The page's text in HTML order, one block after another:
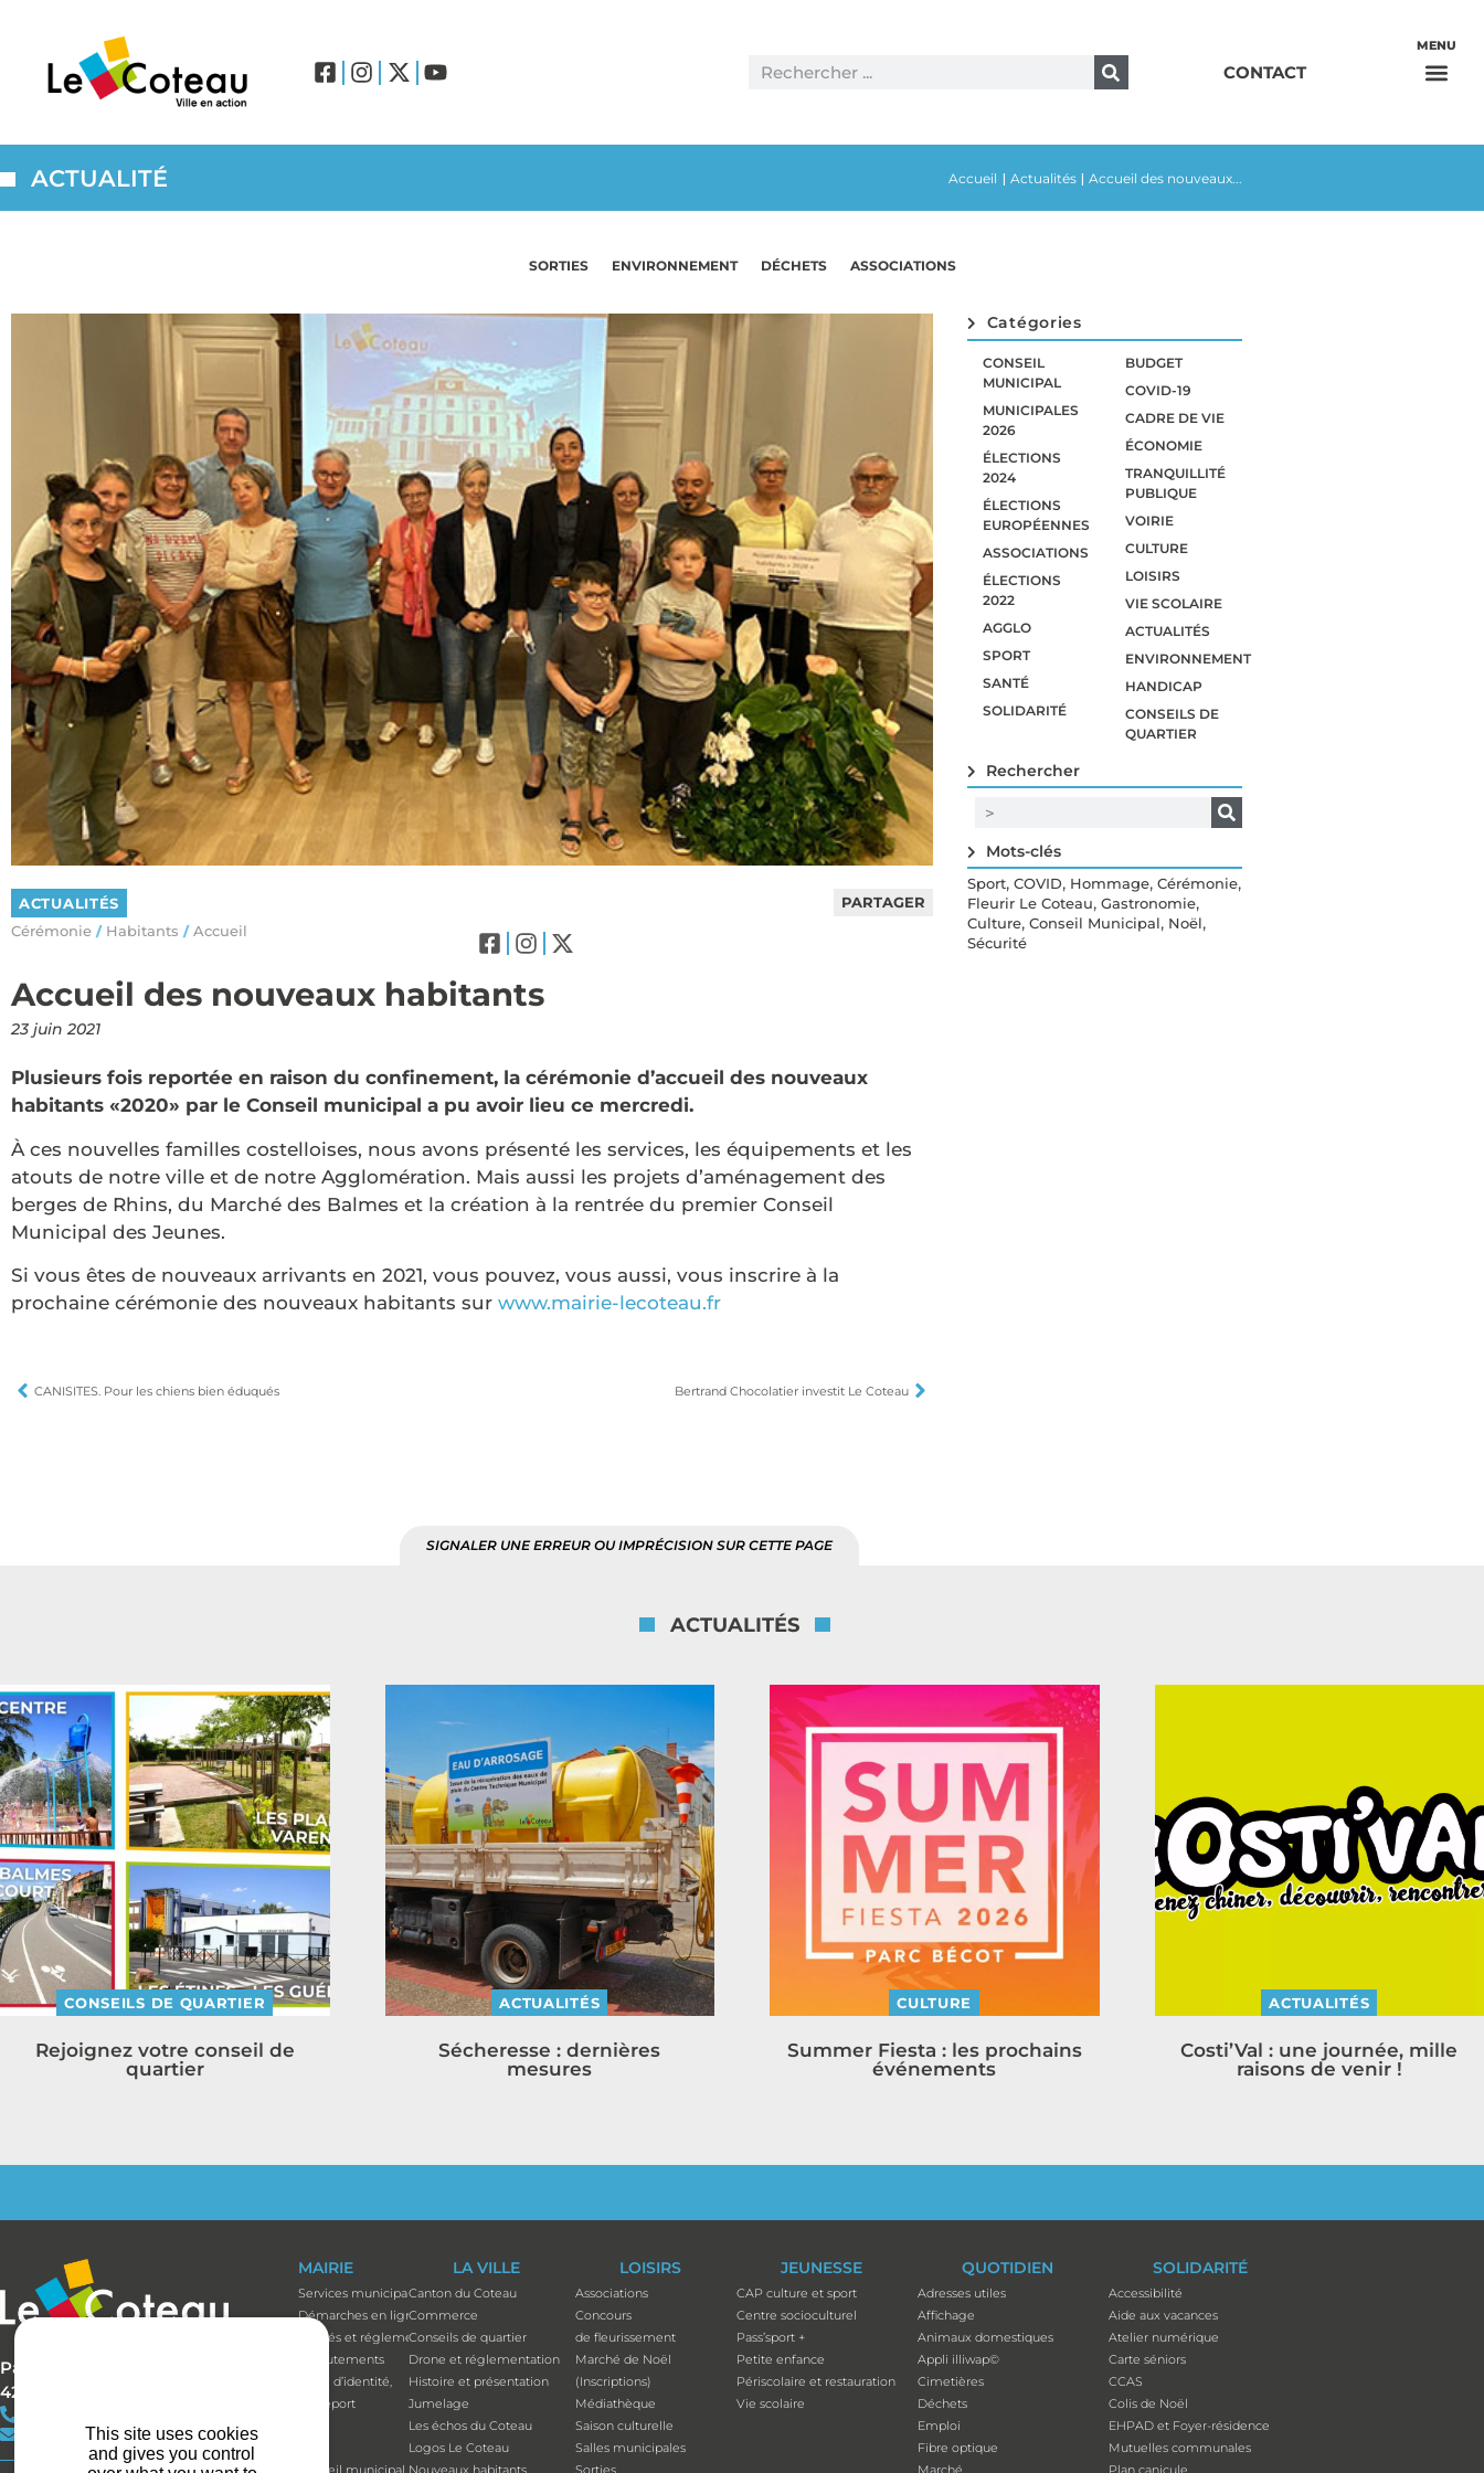
CONTACT
ACTUALITÉ Accueil Actualités Accueil des nouveaux...
SORTIES ENVIRONNEMENT DÉCHETS ASSOCIATIONS
ACTUALITÉS
Cérémonie
Habitants Accueil
PARTAGER
Accueil des nouveaux habitants
23 juin 2021
Plusieurs fois reportée en raison du confinement, la cérémonie d’accueil des nouveaux
habitants «2020» par le Conseil municipal a pu avoir lieu ce mercredi.
À ces nouvelles familles costelloises, nous avons présenté les services, les équipements et les
atouts de notre ville et de notre Agglomération. Mais aussi les projets d’aménagement des
berges de Rhins, du Marché des Balmes et la création à la rentrée du premier Conseil
Municipal des Jeunes.
Si vous êtes de nouveaux arrivants en 2021, vous pouvez, vous aussi, vous inscrire à la
prochaine cérémonie des nouveaux habitants sur www.mairie-lecoteau.fr
CANISITES. Pour les chiens bien éduqués Bertrand Chocolatier investit Le Coteau
Catégories
CONSEIL
MUNICIPAL
MUNICIPALES
2026
ÉLECTIONS
2024
ÉLECTIONS
EUROPÉENNES
ASSOCIATIONS
ÉLECTIONS
2022
AGGLO
SPORT
SANTÉ
SOLIDARITÉ
BUDGET
COVID-19
CADRE DE VIE
ÉCONOMIE
TRANQUILLITÉ
PUBLIQUE
VOIRIE
CULTURE
LOISIRS
VIE SCOLAIRE
ACTUALITÉS
ENVIRONNEMENT
HANDICAP
CONSEILS DE
QUARTIER
Rechercher
Mots-clés
Sport, COVID, Hommage, Cérémonie,
Fleurir Le Coteau, Gastronomie,
Culture, Conseil Municipal, Noël,
Sécurité
SIGNALER UNE ERREUR OU IMPRÉCISION SUR CETTE PAGE
ACTUALITÉS
CONSEILS DE QUARTIER
Rejoignez votre conseil de
quartier
ACTUALITÉS
Sécheresse : dernières
mesures
CULTURE
Summer Fiesta : les prochains
événements
ACTUALITÉS
Costi’Val : une journée, mille
raisons de venir !
Parc Bécot
42120 LE COTEAU
contact@mairie-lecoteau.fr
MAIRIE
Services municipaux
Démarches en ligne
Arrêtés et réglements
Recrutements
Carte d’identité,
passeport
LA VILLE
Canton du Coteau
Commerce
Conseils de quartier
Drone et réglementation
Histoire et présentation
Jumelage
Les échos du Coteau
Logos Le Coteau
LOISIRS
Associations
Concours
de fleurissement
Marché de Noël
(Inscriptions)
Médiathèque
Saison culturelle
Salles municipales
JEUNESSE
CAP culture et sport
Centre socioculturel
Pass’sport +
Petite enfance
Périscolaire et restauration
Vie scolaire
QUOTIDIEN
Adresses utiles
Affichage
Animaux domestiques
Appli illiwap©
Cimetières
Déchets
Emploi
Fibre optique
SOLIDARITÉ
Accessibilité
Aide aux vacances
Atelier numérique
Carte séniors
CCAS
Colis de Noël
EHPAD et Foyer-résidence
Mutuelles communales
This site uses cookies
and gives you control